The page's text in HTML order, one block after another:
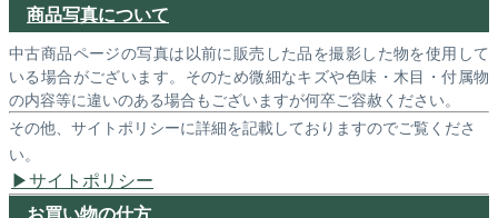
商品写真について
中古商品ページの写真は以前に販売した品を撮影した物を使用して
いる場合がございます。そのため微細なキズや色味・木目・付属物
の内容等に違いのある場合もございますが何卒ご容赦ください。
その他、サイトポリシーに詳細を記載しておりますのでご覧くださ
い。
サイトポリシー